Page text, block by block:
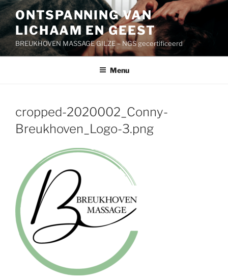
Ga
naar
de
inhoud
ONTSPANNING VAN
LICHAAM EN GEEST
BREUKHOVEN MASSAGE GILZE – NGS gecertificeerd
Menu
cropped-2020002_Conny-
Breukhoven_Logo-3.png